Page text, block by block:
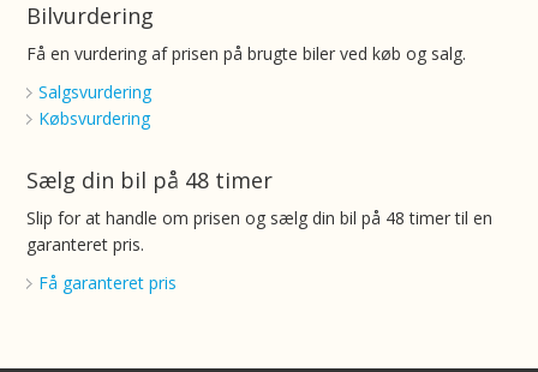
Bilvurdering
Få en vurdering af prisen på brugte biler ved køb og salg.
Salgsvurdering
Købsvurdering
Sælg din bil på 48 timer
Slip for at handle om prisen og sælg din bil på 48 timer til en
garanteret pris.
Få garanteret pris